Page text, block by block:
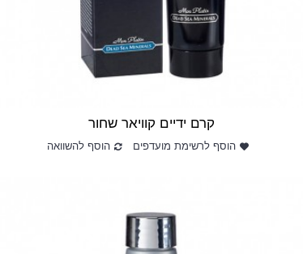
קרם ידיים קוויאר שחור
הוסף לרשימת מועדפים הוסף להשוואה